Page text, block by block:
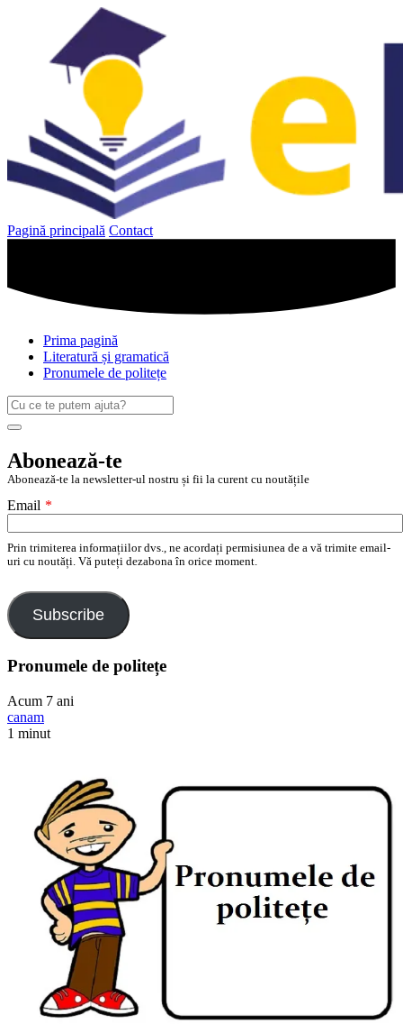
Pagină principală Contact
Prima pagină
Literatură și gramatică
Pronumele de politețe
Caută
după:
Search
Abonează-te
Abonează-te la newsletter-ul nostru și fii la curent cu noutățile
Email *
Prin trimiterea informațiilor dvs., ne acordați permisiunea de a vă trimite email-
uri cu noutăți. Vă puteți dezabona în orice moment.
Subscribe
Pronumele de politețe
Acum 7 ani
canam
1 minut